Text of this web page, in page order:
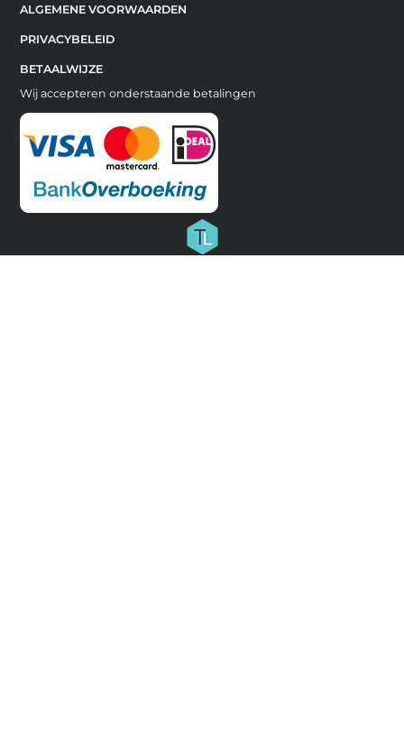
ALGEMENE VOORWAARDEN
PRIVACYBELEID
BETAALWIJZE
Wij accepteren onderstaande betalingen